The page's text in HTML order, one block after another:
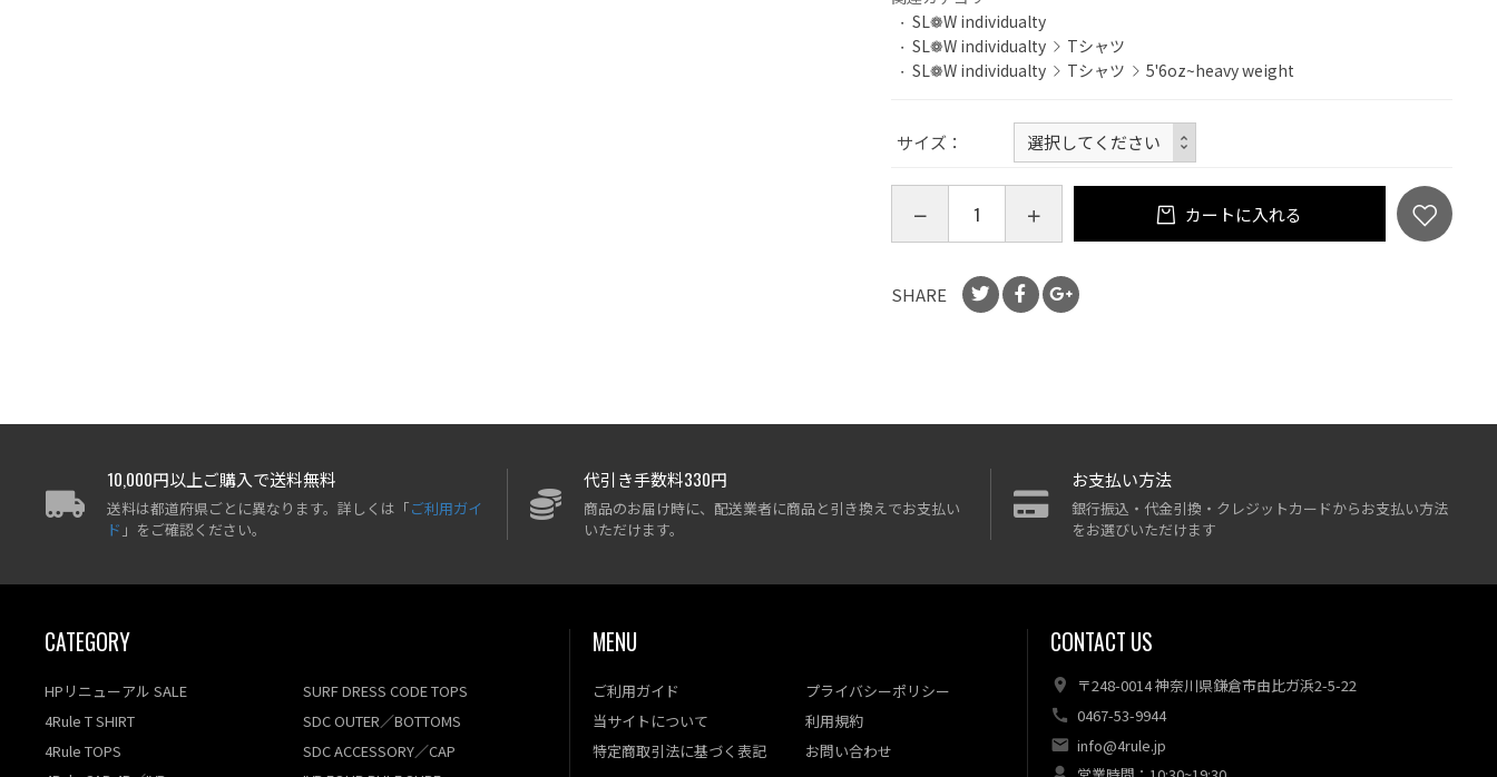
SL❁W individualty
SL❁W individualty
Tシャツ
SL❁W individualty
Tシャツ 5'6oz~heavy weight
サイズ
カートに入れる
SHARE
10,000円以上ご購入で送料無料
送料は都道府県ごとに異なります。詳しくは「ご利用ガイ
ド 」をご確認ください。
代引き手数料330円
商品のお届け時に、配送業者に商品と引き換えでお支払い
いただけます。
お支払い方法
銀行振込・代金引換・クレジットカードからお支払い方法
をお選びいただけます
CATEGORY
HPリニューアル SALE
4Rule T SHIRT
4Rule TOPS
SURF DRESS CODE TOPS
SDC OUTER／BOTTOMS
SDC ACCESSORY／CAP
MENU
ご利用ガイド
当サイトについて
特定商取引法に基づく表記
プライバシーポリシー
利用規約
お問い合わせ
CONTACT US
〒248-0014 神奈川県鎌倉市由比ガ浜2-5-22
0467-53-9944
info@4rule.jp